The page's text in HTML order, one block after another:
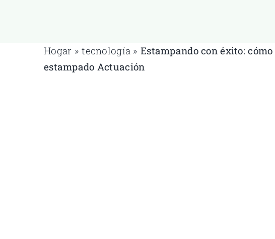
Hogar »tecnología » Estampando con éxito: cómo
estampado Actuación